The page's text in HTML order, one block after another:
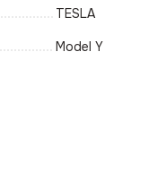
TESLA
Model Y